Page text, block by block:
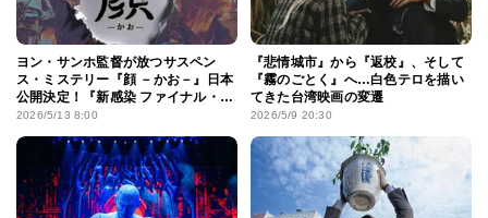
ヨン・サンホ監督が放つサスペン
ス・ミステリー『顔 －かお－』日本
公開決定！『新感染 ファイナル・エ
クスプレス』4K初上映も
2026/5/13 8:00
『悲情城市』から『返校』、そして
『霧のごとく』へ…白色テロを描い
てきた台湾映画の変遷
2026/5/9 20:30